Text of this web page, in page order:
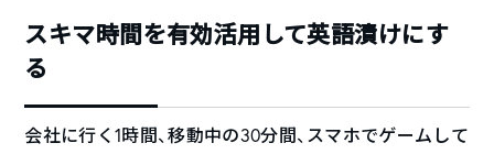
スキマ時間を有効活用して英語漬けにす
る
会社に行く1時間、移動中の30分間、スマホでゲームして